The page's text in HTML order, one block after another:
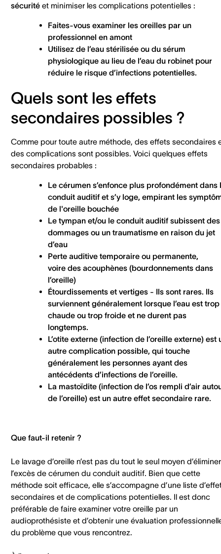
sécurité et minimiser les complications potentielles :
Faites-vous examiner les oreilles par un
professionnel en amont
Utilisez de l’eau stérilisée ou du sérum
physiologique au lieu de l’eau du robinet pour
réduire le risque d’infections potentielles.
Quels sont les effets
secondaires possibles ?
Comme pour toute autre méthode, des effets secondaires
des complications sont possibles. Voici quelques effets
secondaires probables :
Le cérumen s’enfonce plus profondément dans
conduit auditif et s’y loge, empirant les
de l'oreille bouchée
Le tympan et/ou le conduit auditif subissent des
dommages ou un traumatisme en raison du jet
d’eau
Perte auditive temporaire ou permanente,
voire des acouphènes (bourdonnements dans
l’oreille)
Étourdissements et vertiges - Ils sont rares. Ils
surviennent généralement lorsque l’eau est trop
chaude ou trop froide et ne durent pas
longtemps.
L’otite externe (infection de l’oreille externe) est
autre complication possible, qui touche
généralement les personnes ayant des
antécédents d’infections de l’oreille.
La mastoïdite (infection de l’os rempli d’air
de l’oreille) est un autre effet secondaire rare.
Que faut-il retenir ?
Le lavage d’oreille n’est pas du tout le seul moyen d’éliminer
l’excès de cérumen du conduit auditif. Bien que cette
méthode soit efficace, elle s’accompagne d’une liste
secondaires et de complications potentielles. Il est donc
préférable de faire examiner votre oreille par un
audioprothésiste et d’obtenir une évaluation
du problème que vous rencontrez.